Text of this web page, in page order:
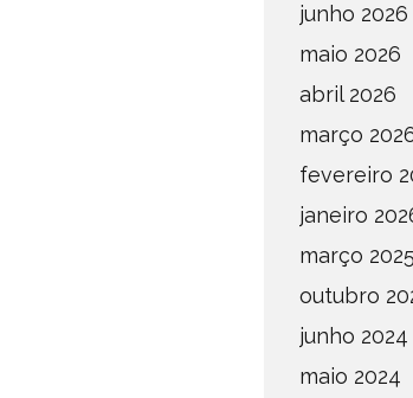
junho 2026
maio 2026
abril 2026
março
fevereiro
janeiro
março 2025
outubro
junho 2024
maio 2024